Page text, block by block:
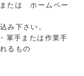
たは ホームペー
み下さい。
軍手または作業手
るもの